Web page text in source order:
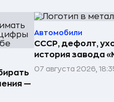
—
Автомобили
СССР, дефолт,
история завода
07 августа 2026,